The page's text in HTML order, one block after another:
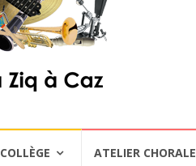
COLLÈGE ATELIER CHORALE